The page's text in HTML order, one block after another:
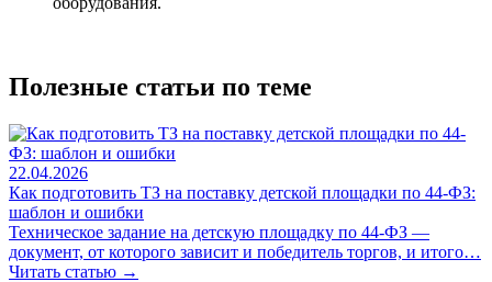
Полезные статьи по теме
22.04.2026
Как подготовить ТЗ на поставку детской площадки по 44-ФЗ:
шаблон и ошибки
Техническое задание на детскую площадку по 44-ФЗ —
документ, от которого зависит и победитель торгов, и итого…
Читать статью →